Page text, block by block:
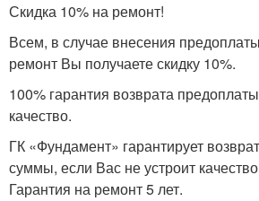
Скидка 10% на ремонт!
Всем, в случае внесения
ремонт Вы получаете скидку 10%.
100% гарантия возврата
качество.
ГК «Фундамент» гарантирует
суммы, если Вас не устроит
Гарантия на ремонт 5 лет.